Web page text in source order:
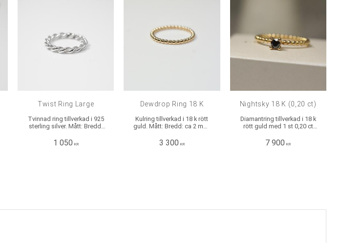
Twist Ring Large
Tvinnad ring tillverkad i 925
sterling silver. Mått: Bredd:
1 050 KR
Dewdrop Ring 18 K
Kulring tillverkad i 18 k rött
guld. Mått: Bredd: ca 2 mm,
3 300 KR
Nightsky 18 K (0,20 ct)
Diamantring tillverkad i 18 k
rött guld med 1 st 0,20 ct
infattad i fyra klor. Mått:
7 900 KR